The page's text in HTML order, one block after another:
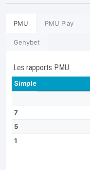
PMU PMU Play
Genybet
Les rapports PMU
Simple
7
5
1